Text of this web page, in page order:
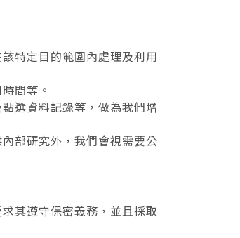
特定目的範圍內處理及利用
間等。
選資料記錄等，做為我們增
部研究外，我們會視需要公
其遵守保密義務，並且採取